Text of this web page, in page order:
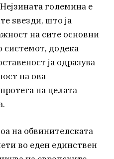
големина е
ѕвезди, што ја
на сите основни
системот, додека
ја одразува
на ова
на целата
на обвинителската
во еден единствен